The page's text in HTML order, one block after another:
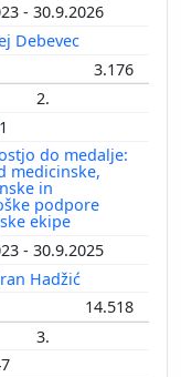
- 30.9.2026
Debevec
3.176
2.
do medalje:
medicinske,
in
podpore
ekipe
- 30.9.2025
Hadžić
14.518
3.